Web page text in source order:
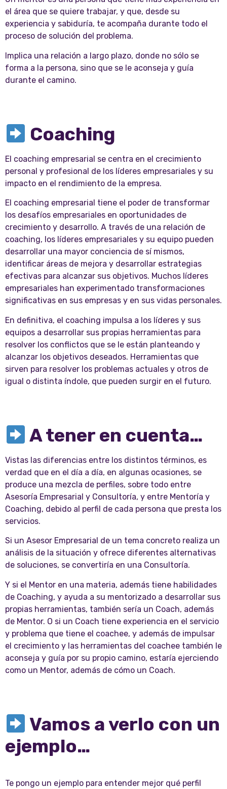
el área que se quiere trabajar, y que, desde su
experiencia y sabiduría, te acompaña durante todo el
proceso de solución del problema.
Implica una relación a largo plazo, donde no sólo se
forma a la persona, sino que se le aconseja y guía
durante el camino.
Coaching
El coaching empresarial se centra en el crecimiento
personal y profesional de los líderes empresariales y su
impacto en el rendimiento de la empresa.
El coaching empresarial tiene el poder de transformar
los desafíos empresariales en oportunidades de
crecimiento y desarrollo. A través de una relación de
coaching, los líderes empresariales y su equipo pueden
desarrollar una mayor conciencia de sí mismos,
identificar áreas de mejora y desarrollar estrategias
efectivas para alcanzar sus objetivos. Muchos líderes
empresariales han experimentado transformaciones
significativas en sus empresas y en sus vidas personales.
En definitiva, el coaching impulsa a los líderes y sus
equipos a desarrollar sus propias herramientas para
resolver los conflictos que se le están planteando y
alcanzar los objetivos deseados. Herramientas que
sirven para resolver los problemas actuales y otros de
igual o distinta índole, que pueden surgir en el futuro.
A tener en cuenta…
Vistas las diferencias entre los distintos términos, es
verdad que en el día a día, en algunas ocasiones, se
produce una mezcla de perfiles, sobre todo entre
Asesoría Empresarial y Consultoría, y entre Mentoría y
Coaching, debido al perfil de cada persona que presta los
servicios.
Si un Asesor Empresarial de un tema concreto realiza un
análisis de la situación y ofrece diferentes alternativas
de soluciones, se convertiría en una Consultoría.
Y si el Mentor en una materia, además tiene habilidades
de Coaching, y ayuda a su mentorizado a desarrollar sus
propias herramientas, también sería un Coach, además
de Mentor. O si un Coach tiene experiencia en el servicio
y problema que tiene el coachee, y además de impulsar
el crecimiento y las herramientas del coachee también le
aconseja y guía por su propio camino, estaría ejerciendo
como un Mentor, además de cómo un Coach.
Vamos a verlo con un
ejemplo…
Te pongo un ejemplo para entender mejor qué perfil